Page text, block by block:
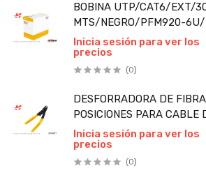
BOBINA UTP/CAT6/EXT/
MTS/NEGRO/PFM920-6U/
Inicia sesión para ver los
precios
(0)
DESFORRADORA DE
POSICIONES PARA CABLE
Inicia sesión para ver los
precios
(0)